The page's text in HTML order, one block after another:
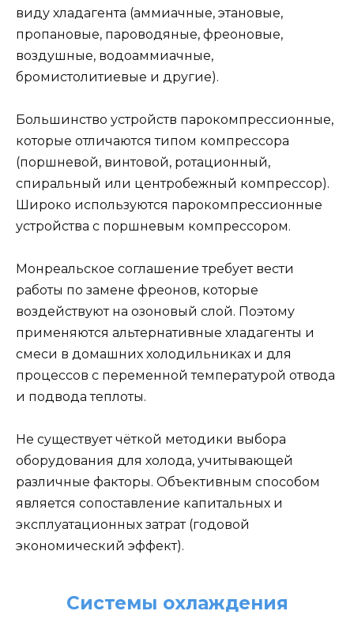
виду хладагента (аммиачные, этановые,
пропановые, пароводяные, фреоновые,
воздушные, водоаммиачные,
бромистолитиевые и другие).
Большинство устройств парокомпрессионные,
которые отличаются типом компрессора
(поршневой, винтовой, ротационный,
спиральный или центробежный компрессор).
Широко используются парокомпрессионные
устройства с поршневым компрессором.
Монреальское соглашение требует вести
работы по замене фреонов, которые
воздействуют на озоновый слой. Поэтому
применяются альтернативные хладагенты и
смеси в домашних холодильниках и для
процессов с переменной температурой отвода
и подвода теплоты.
Не существует чёткой методики выбора
оборудования для холода, учитывающей
различные факторы. Объективным способом
является сопоставление капитальных и
эксплуатационных затрат (годовой
экономический эффект).
Системы охлаждения